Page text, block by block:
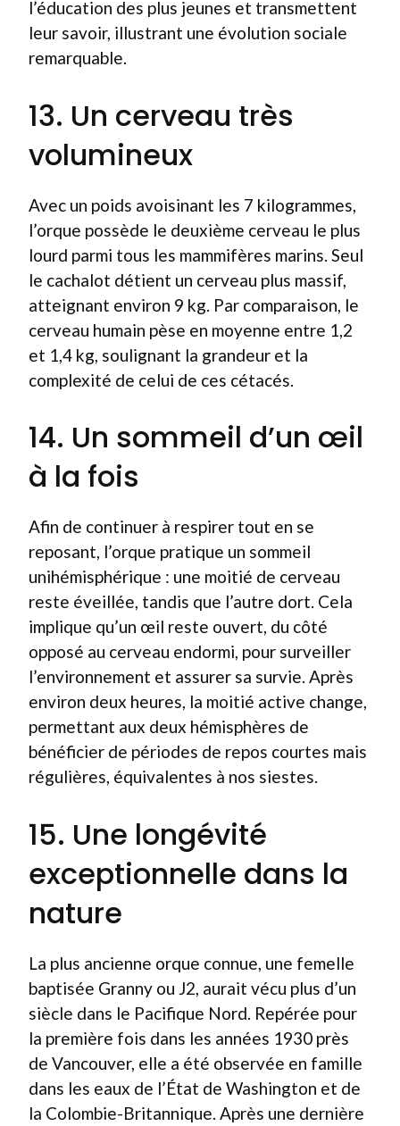
l’éducation des plus jeunes et transmettent
leur savoir, illustrant une évolution sociale
remarquable.
13. Un cerveau très
volumineux
Avec un poids avoisinant les 7 kilogrammes,
l’orque possède le deuxième cerveau le plus
lourd parmi tous les mammifères marins. Seul
le cachalot détient un cerveau plus massif,
atteignant environ 9 kg. Par comparaison, le
cerveau humain pèse en moyenne entre 1,2
et 1,4 kg, soulignant la grandeur et la
complexité de celui de ces cétacés.
14. Un sommeil d’un œil
à la fois
Afin de continuer à respirer tout en se
reposant, l’orque pratique un sommeil
unihémisphérique : une moitié de cerveau
reste éveillée, tandis que l’autre dort. Cela
implique qu’un œil reste ouvert, du côté
opposé au cerveau endormi, pour surveiller
l’environnement et assurer sa survie. Après
environ deux heures, la moitié active change,
permettant aux deux hémisphères de
bénéficier de périodes de repos courtes mais
régulières, équivalentes à nos siestes.
15. Une longévité
exceptionnelle dans la
nature
La plus ancienne orque connue, une femelle
baptisée Granny ou J2, aurait vécu plus d’un
siècle dans le Pacifique Nord. Repérée pour
la première fois dans les années 1930 près
de Vancouver, elle a été observée en famille
dans les eaux de l’État de Washington et de
la Colombie-Britannique. Après une dernière